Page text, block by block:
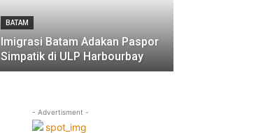
BATAM
Imigrasi Batam Adakan Paspor
Simpatik di ULP Harbourbay
- Advertisment -